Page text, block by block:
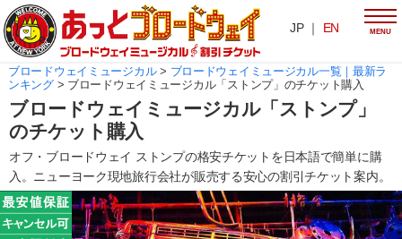
JP ｜ EN MENU
ブロードウェイミュージカル> ブロードウェイミュージカル一覧｜最新ラ
ンキング> ブロードウェイミュージカル「ストンプ」のチケット購入
ブロードウェイミュージカル「ストンプ」
のチケット購入
オフ・ブロードウェイ ストンプの格安チケットを日本語で簡単に購
入。ニューヨーク現地旅行会社が販売する安心の割引チケット案内。